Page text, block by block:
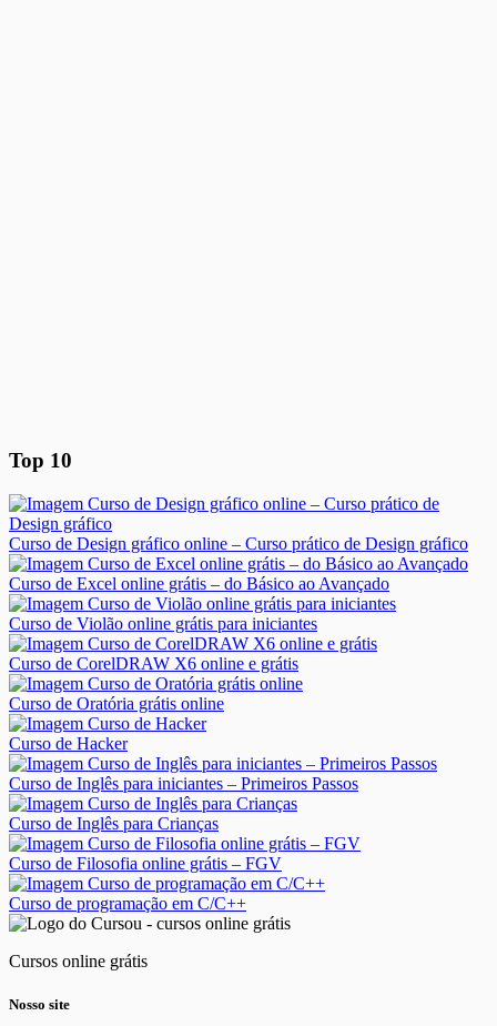
Top 10
Curso de Design gráfico online – Curso prático de Design gráfico
Curso de Excel online grátis – do Básico ao Avançado
Curso de Violão online grátis para iniciantes
Curso de CorelDRAW X6 online e grátis
Curso de Oratória grátis online
Curso de Hacker
Curso de Inglês para iniciantes – Primeiros Passos
Curso de Inglês para Crianças
Curso de Filosofia online grátis – FGV
Curso de programação em C/C++
Cursos online grátis
Nosso site